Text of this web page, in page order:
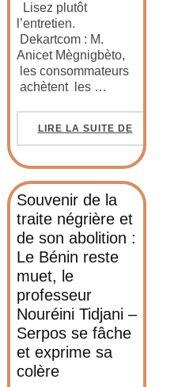
Lisez plutôt
l’entretien.
Dekartcom : M.
Anicet Mègnigbèto,
les consommateurs
achètent les …
LIRE LA SUITE DE
Souvenir de la
traite négrière et
de son abolition :
Le Bénin reste
muet, le
professeur
Nouréini Tidjani –
Serpos se fâche
et exprime sa
colère